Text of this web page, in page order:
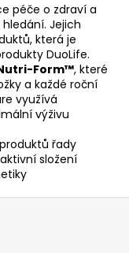
péče o zdraví a
Jejich
která je
DuoLife.
Form™, které
a každé roční
využívá
výživu
řady
složení